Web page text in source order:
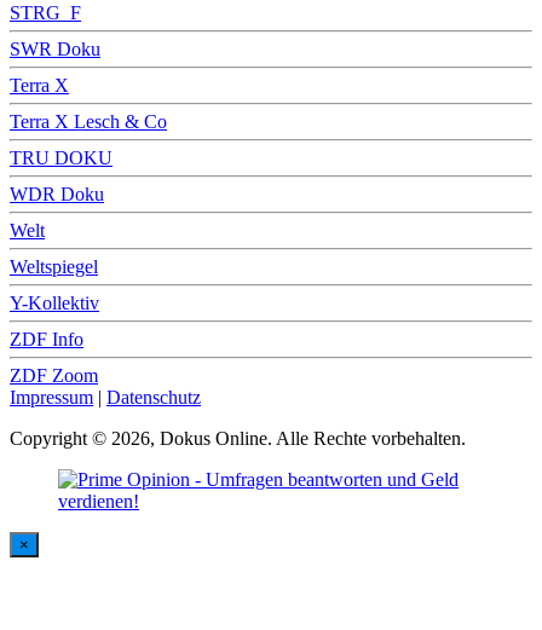
STRG_F
SWR Doku
Terra X
Terra X Lesch & Co
TRU DOKU
WDR Doku
Welt
Weltspiegel
Y-Kollektiv
ZDF Info
ZDF Zoom
Impressum | Datenschutz
Copyright © 2026, Dokus Online. Alle Rechte vorbehalten.
×